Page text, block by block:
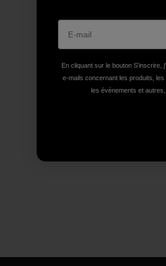
En cliquant sur le bouton
e-mails concernant les produits,
les événements et